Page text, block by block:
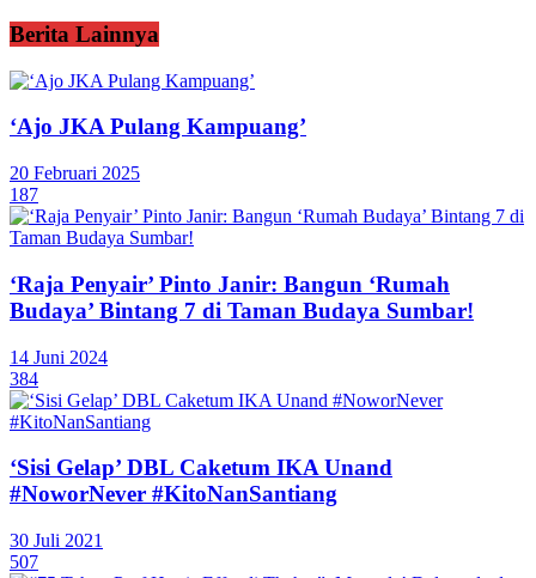
Berita Lainnya
‘Ajo JKA Pulang Kampuang’
20 Februari 2025
187
‘Raja Penyair’ Pinto Janir: Bangun ‘Rumah
Budaya’ Bintang 7 di Taman Budaya Sumbar!
14 Juni 2024
384
‘Sisi Gelap’ DBL Caketum IKA Unand
#NoworNever #KitoNanSantiang
30 Juli 2021
507